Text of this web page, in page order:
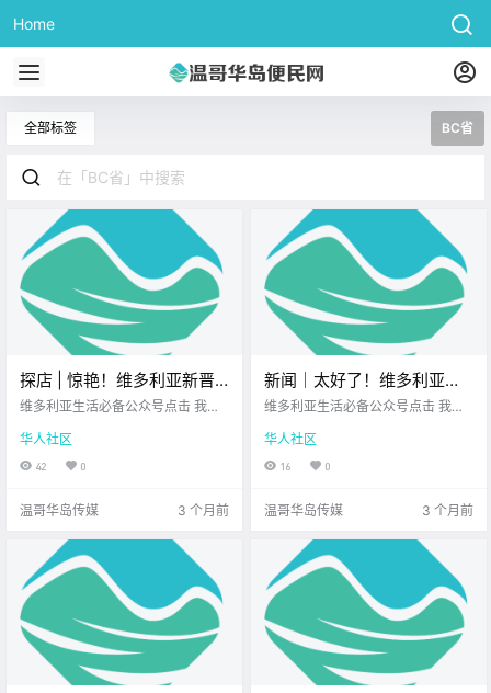
Home
全部标签 BC省
探店 | 惊艳！维多利亚新晋
韩式烤肉排队王，顶级肉质
冲！
维多利亚生活必备公众号点击 我在
想一直在你身边北美最大亚洲超市
昨天终于打卡了 维多利亚刚开业不
韩国运过来的.
华人社区
42 0
温哥华岛传媒 3 个月前
新闻｜太好了！维多利亚餐
饮大佬又开新店，炸鸡生蚝
民法案修改，承认“带错了
路”！
维多利亚生活必备公众号点击 我在
想一直在你身边维多利亚顶级科创
学校北美最大亚洲超市 大家周二好
心！ 忙里偷闲也.
华人社区
16 0
温哥华岛传媒 3 个月前